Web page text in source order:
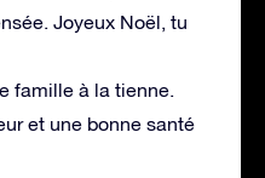
Joyeux Noël, tu
famille à la tienne.
et une bonne santé